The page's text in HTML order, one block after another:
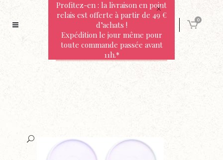
0
Profitez-en : la livraison en point
relais est offerte à partir de 49 €
d’achats !
Expédition le jour même pour
toute commande passée avant
11h.*